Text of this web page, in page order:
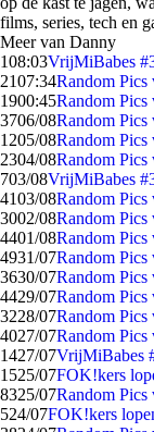
films, series, tech en
Meer van Danny
108:03VrijMiBabes
2107:34Random Pics
1900:45Random Pics
3706/08Random Pics
1205/08Random Pics
2304/08Random Pics
703/08VrijMiBabes
4103/08Random Pics
3002/08Random Pics
4401/08Random Pics
4931/07Random Pics
3630/07Random Pics
4429/07Random Pics
3228/07Random Pics
4027/07Random Pics
1427/07VrijMiBabes
1525/07FOK!kers
8325/07Random Pics
524/07FOK!kers